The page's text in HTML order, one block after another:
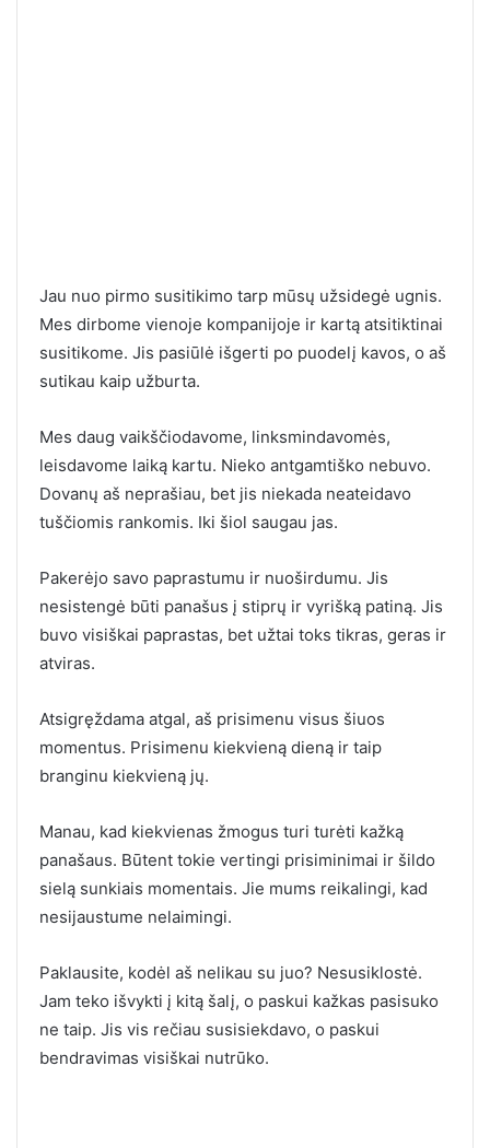
Jau nuo pirmo susitikimo tarp mūsų užsidegė ugnis.
Mes dirbome vienoje kompanijoje ir kartą atsitiktinai
susitikome. Jis pasiūlė išgerti po puodelį kavos, o aš
sutikau kaip užburta.
Mes daug vaikščiodavome, linksmindavomės,
leisdavome laiką kartu. Nieko antgamtiško nebuvo.
Dovanų aš neprašiau, bet jis niekada neateidavo
tuščiomis rankomis. Iki šiol saugau jas.
Pakerėjo savo paprastumu ir nuoširdumu. Jis
nesistengė būti panašus į stiprų ir vyrišką patiną. Jis
buvo visiškai paprastas, bet užtai toks tikras, geras ir
atviras.
Atsigręždama atgal, aš prisimenu visus šiuos
momentus. Prisimenu kiekvieną dieną ir taip
branginu kiekvieną jų.
Manau, kad kiekvienas žmogus turi turėti kažką
panašaus. Būtent tokie vertingi prisiminimai ir šildo
sielą sunkiais momentais. Jie mums reikalingi, kad
nesijaustume nelaimingi.
Paklausite, kodėl aš nelikau su juo? Nesusiklostė.
Jam teko išvykti į kitą šalį, o paskui kažkas pasisuko
ne taip. Jis vis rečiau susisiekdavo, o paskui
bendravimas visiškai nutrūko.